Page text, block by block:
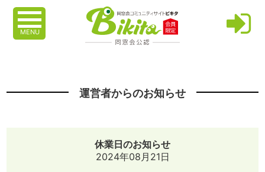
MENU
運営者からのお知らせ
休業日のお知らせ
2024年08月21日